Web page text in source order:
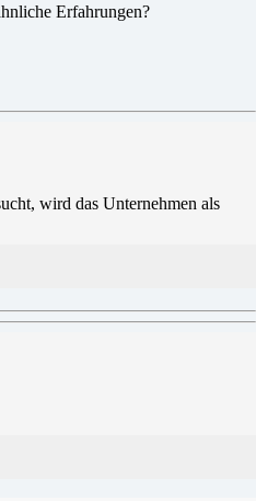
Erfahrungen?
wird das Unternehmen als